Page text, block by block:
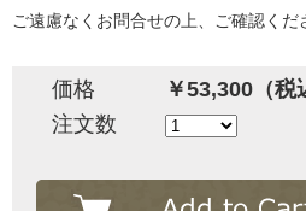
ご遠慮なくお問合せの上、ご確認くだ
価格
￥53,300（税
注文数